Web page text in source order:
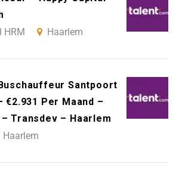
HRM
Haarlem
Santpoort
€2.931 Per Maand –
Transdev – Haarlem
Haarlem